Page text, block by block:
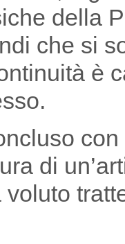
della
che si
è
di